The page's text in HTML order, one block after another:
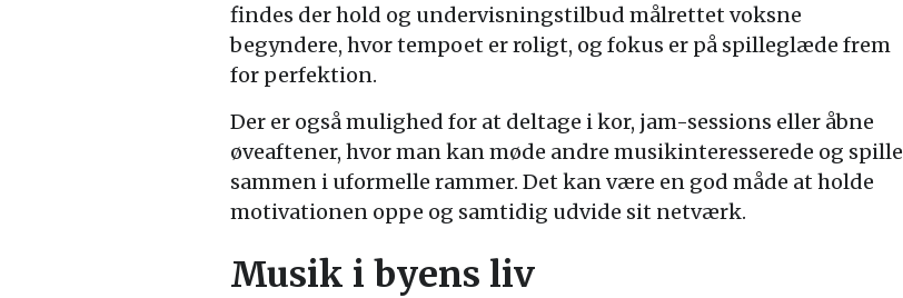
findes der hold og undervisningstilbud målrettet voksne
begyndere, hvor tempoet er roligt, og fokus er på spilleglæde frem
for perfektion.
Der er også mulighed for at deltage i kor, jam-sessions eller åbne
øveaftener, hvor man kan møde andre musikinteresserede og spille
sammen i uformelle rammer. Det kan være en god måde at holde
motivationen oppe og samtidig udvide sit netværk.
Musik i byens liv